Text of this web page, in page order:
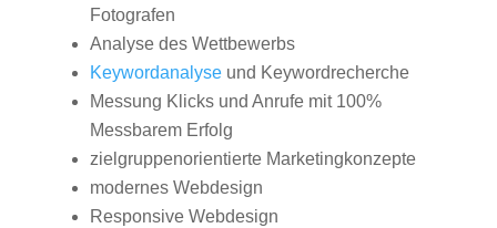
Fotografen
Analyse des Wettbewerbs
Keywordanalyseund Keywordrecherche
Messung Klicks und Anrufe mit 100%
Messbarem Erfolg
zielgruppenorientierte Marketingkonzepte
modernes Webdesign
Responsive Webdesign